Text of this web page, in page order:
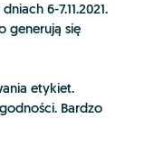
6-7.11.2021.
generują się
etykiet.
Bardzo